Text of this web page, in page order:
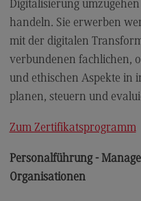
Digitalisierung
handeln. Sie erwerben
mit der digitalen
verbundenen fachlichen,
und ethischen Aspekte in
planen, steuern und
Zum Zertifikatsprogramm
Personalführung -
Organisationen